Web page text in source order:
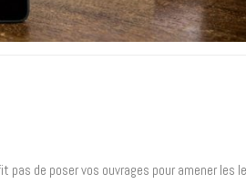
pas de poser vos ouvrages pour amener les